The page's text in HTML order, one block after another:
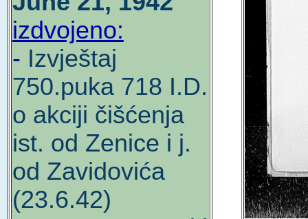
izdvojeno:
- Izvještaj
750.puka 718 I.D.
o akciji čišćenja
ist. od Zenice i j.
od Zavidovića
(23.6.42)